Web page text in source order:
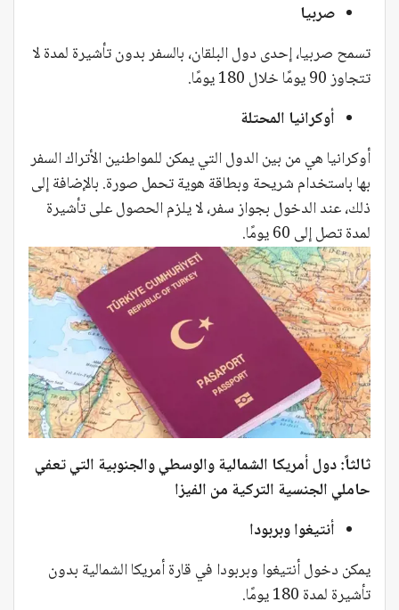
صربيا
تسمح صربيا، إحدى دول البلقان، بالسفر بدون تأشيرة لمدة لا
تتجاوز 90 يومًا خلال 180 يومًا.
أوكرانيا المحتلة
أوكرانيا هي من بين الدول التي يمكن للمواطنين الأتراك السفر
بها باستخدام شريحة وبطاقة هوية تحمل صورة. بالإضافة إلى
ذلك، عند الدخول بجواز سفر، لا يلزم الحصول على تأشيرة
لمدة تصل إلى 60 يومًا.
ثالثاً: دول أمريكا الشمالية والوسطي والجنوبية التي تعفي
حاملي الجنسية التركية من الفيزا
أنتيغوا وبربودا
يمكن دخول أنتيغوا وبربودا في قارة أمريكا الشمالية بدون
تأشيرة لمدة 180 يومًا.